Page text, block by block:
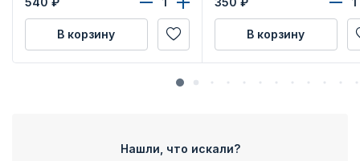
В корзину В корзину
Нашли, что искали?